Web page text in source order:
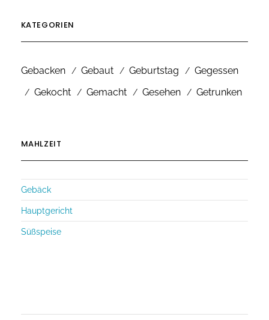
KATEGORIEN
Gebacken Gebaut Geburtstag
Gegessen
Gekocht
Gemacht Gesehen Getrunken
MAHLZEIT
Gebäck
Hauptgericht
Süßspeise